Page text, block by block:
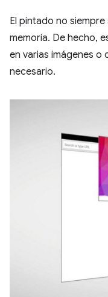
El pintado no siempre
memoria. De hecho,
en varias imágenes o
necesario.